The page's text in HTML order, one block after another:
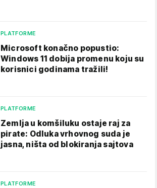
PLATFORME
Microsoft konačno popustio:
Windows 11 dobija promenu koju su
korisnici godinama tražili!
PLATFORME
Zemlja u komšiluku ostaje raj za
pirate: Odluka vrhovnog suda je
jasna, ništa od blokiranja sajtova
PLATFORME